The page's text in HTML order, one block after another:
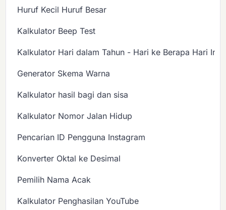
Huruf Kecil Huruf Besar
Kalkulator Beep Test
Kalkulator Hari dalam Tahun - Hari ke Berapa Hari Ini?
Generator Skema Warna
Kalkulator hasil bagi dan sisa
Kalkulator Nomor Jalan Hidup
Pencarian ID Pengguna Instagram
Konverter Oktal ke Desimal
Pemilih Nama Acak
Kalkulator Penghasilan YouTube